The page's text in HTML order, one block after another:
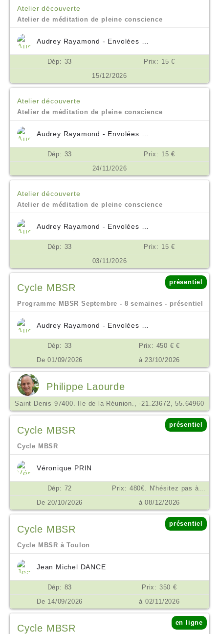
Atelier découverte
Atelier de méditation de pleine conscience
Dép: 33
Prix: 15 €
15/12/2026
Atelier découverte
Atelier de méditation de pleine conscience
Dép: 33
Prix: 15 €
24/11/2026
Atelier découverte
Atelier de méditation de pleine conscience
Dép: 33
Prix: 15 €
03/11/2026
Cycle MBSR
présentiel
Programme MBSR Septembre - 8 semaines - présentiel
Dép: 33
Prix: 450 € €
De 01/09/2026
à 23/10/2026
Philippe Laourde
Saint Denis 97400. Ile de la Réunion., -21.23672, 55.64960
Cycle MBSR
présentiel
Cycle MBSR
Véronique PRIN
Dép: 72
Prix: 480€. N'hésitez pas à me contacter en cas de difficulté financière. €
De 20/10/2026
à 08/12/2026
Cycle MBSR
présentiel
Cycle MBSR à Toulon
Jean Michel DANCE
Dép: 83
Prix: 350 €
De 14/09/2026
à 02/11/2026
Cycle MBSR
en ligne